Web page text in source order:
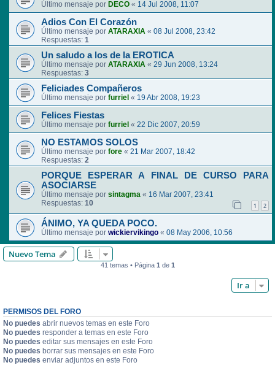
Último mensaje por DECO « 14 Jul 2008, 11:07
Adios Con El Corazón
Último mensaje por ATARAXIA « 08 Jul 2008, 23:42
Respuestas: 1
Un saludo a los de la EROTICA
Último mensaje por ATARAXIA « 29 Jun 2008, 13:24
Respuestas: 3
Feliciades Compañeros
Último mensaje por furriel « 19 Abr 2008, 19:23
Felices Fiestas
Último mensaje por furriel « 22 Dic 2007, 20:59
NO ESTAMOS SOLOS
Último mensaje por fore « 21 Mar 2007, 18:42
Respuestas: 2
PORQUE ESPERAR A FINAL DE CURSO PARA
ASOCIARSE
Último mensaje por sintagma « 16 Mar 2007, 23:41
Respuestas: 10 1 2
ÁNIMO, YA QUEDA POCO.
Último mensaje por wickiervikingo « 08 May 2006, 10:56
Nuevo Tema
41 temas • Página 1 de 1
Ir a
PERMISOS DEL FORO
No puedes abrir nuevos temas en este Foro
No puedes responder a temas en este Foro
No puedes editar sus mensajes en este Foro
No puedes borrar sus mensajes en este Foro
No puedes enviar adjuntos en este Foro